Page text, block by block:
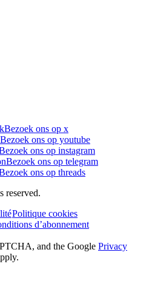
Bezoek ons op x
Bezoek ons op youtube
ons op instagram
Bezoek ons op telegram
ons op threads
reserved.
Politique cookies
d’abonnement
and the Google Privacy